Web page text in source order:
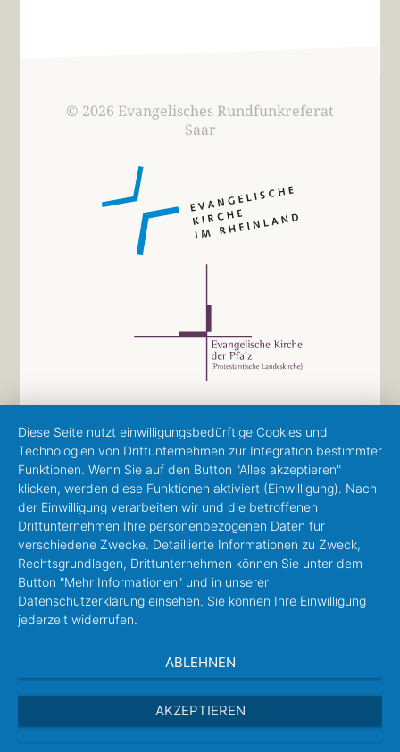
© 2026 Evangelisches Rundfunkreferat
Saar
Diese Seite nutzt einwilligungsbedürftige Cookies und
Technologien von Drittunternehmen zur Integration bestimmter
Funktionen. Wenn Sie auf den Button "Alles akzeptieren"
klicken, werden diese Funktionen aktiviert (Einwilligung). Nach
der Einwilligung verarbeiten wir und die betroffenen
Drittunternehmen Ihre personenbezogenen Daten für
verschiedene Zwecke. Detaillierte Informationen zu Zweck,
Rechtsgrundlagen, Drittunternehmen können Sie unter dem
Button "Mehr Informationen" und in unserer
Datenschutzerklärung einsehen. Sie können Ihre Einwilligung
jederzeit widerrufen.
ABLEHNEN
AKZEPTIEREN